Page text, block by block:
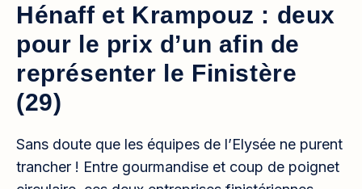
Hénaff et Krampouz : deux
pour le prix d’un afin de
représenter le Finistère
(29)
Sans doute que les équipes de l’Elysée ne purent
trancher ! Entre gourmandise et coup de poignet